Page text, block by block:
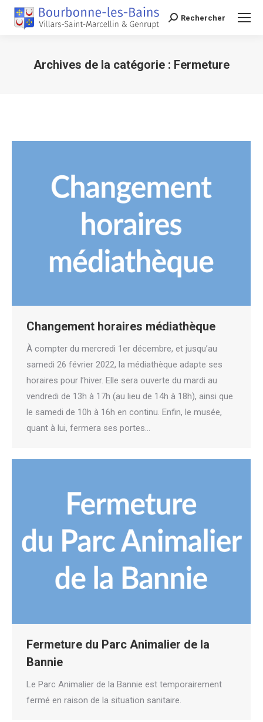
Recherche
Rechercher
Archives de la catégorie : Fermeture
Changement horaires médiathèque
À compter du mercredi 1er décembre, et jusqu’au
samedi 26 février 2022, la médiathèque adapte ses
horaires pour l’hiver. Elle sera ouverte du mardi au
vendredi de 13h à 17h (au lieu de 14h à 18h), ainsi que
le samedi de 10h à 16h en continu. Enfin, le musée,
quant à lui, fermera ses portes…
Fermeture du Parc Animalier de la
Bannie
Le Parc Animalier de la Bannie est temporairement
fermé en raison de la situation sanitaire.